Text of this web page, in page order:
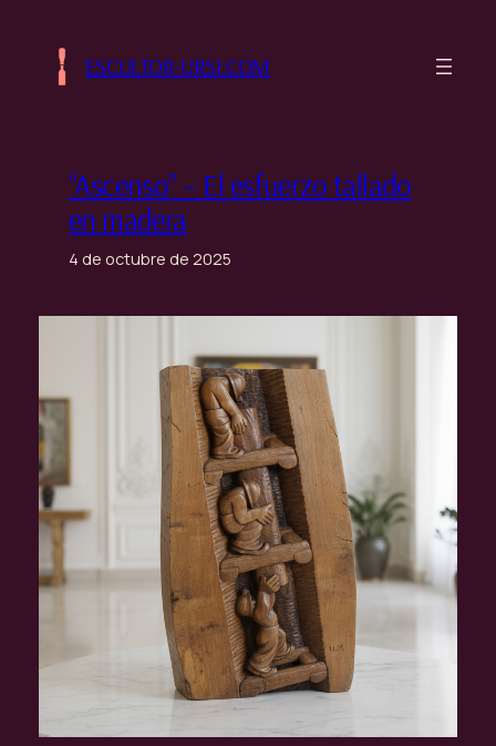
contenidoESCULTOR-URSI.COM
“Ascenso” – El esfuerzo tallado
en madera
4 de octubre de 2025